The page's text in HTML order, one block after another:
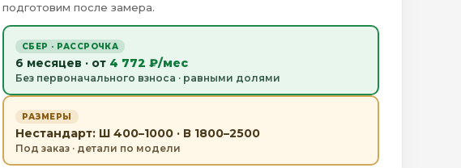
подготовим после замера.
СБЕР · РАССРОЧКА
6 месяцев · от 4 772 ₽/мес
Без первоначального взноса · равными долями
РАЗМЕРЫ
Нестандарт: Ш 400–1000 · В 1800–2500
Под заказ · детали по модели